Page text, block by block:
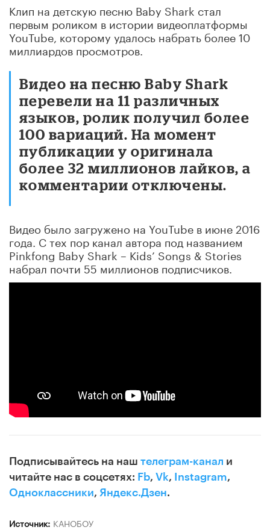
Клип на детскую песню Baby Shark стал
первым роликом в истории видеоплатформы
YouTube, которому удалось набрать более 10
миллиардов просмотров.
Видео на песню Baby Shark
перевели на 11 различных
языков, ролик получил более
100 вариаций. На момент
публикации у оригинала
более 32 миллионов лайков, а
комментарии отключены.
Видео было загружено на YouTube в июне 2016
года. С тех пор канал автора под названием
Pinkfong Baby Shark – Kids’ Songs & Stories
набрал почти 55 миллионов подписчиков.
Подписывайтесь на наш телеграм-канал и
читайте нас в соцсетях: Fb, Vk, Instagram,
Одноклассники, Яндекс.Дзен.
Источник: КАНОБОУ